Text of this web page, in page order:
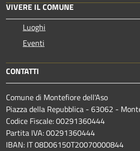
VIVERE IL COMUNE
Luoghi
Eventi
CONTATTI
Comune di Montefiore dell'Aso
Piazza della Repubblica - 63062 -
Codice Fiscale: 00291360444
Partita IVA: 00291360444
IBAN: IT 08D06150T20070000844